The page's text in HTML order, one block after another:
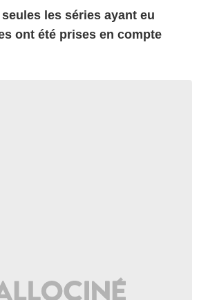
les séries ayant eu
ont été prises en compte